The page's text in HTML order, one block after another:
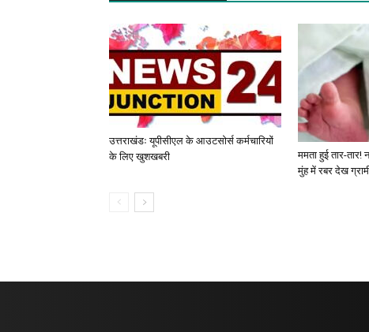
उत्तराखंडः यूपीसीएल के आउटसोर्स कर्मचारियों
के लिए खुशखबरी
ममता हुई तार-तार!
मुंह में रबर देख